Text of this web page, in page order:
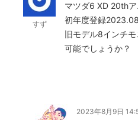
すず
マツダ6 XD 20th
初年度登録2023.08
旧モデル8インチ
可能でしょうか？
2023年8月9日